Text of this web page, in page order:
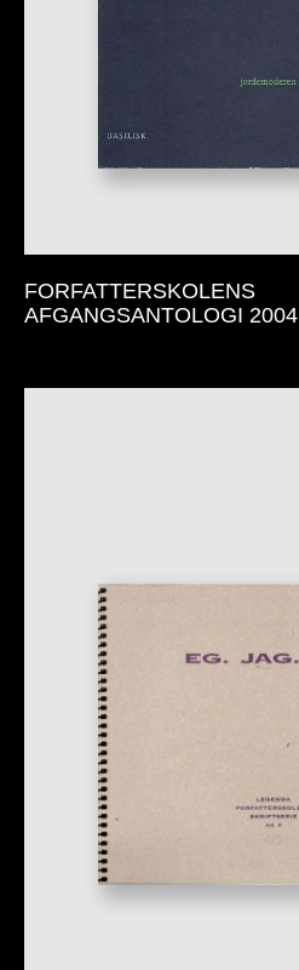
FORFATTERSKOLENS
AFGANGSANTOLOGI 2004